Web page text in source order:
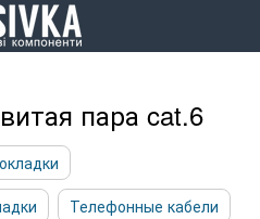
пара cat.6
Телефонные кабели